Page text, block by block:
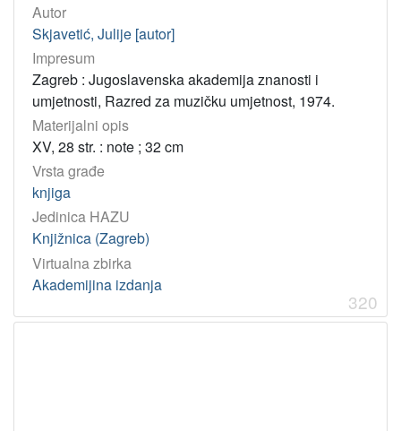
Autor
Skjavetić, Julije [autor]
Impresum
Zagreb : Jugoslavenska akademija znanosti i
umjetnosti, Razred za muzičku umjetnost, 1974.
Materijalni opis
XV, 28 str. : note ; 32 cm
Vrsta građe
knjiga
Jedinica HAZU
Knjižnica (Zagreb)
Virtualna zbirka
Akademijina izdanja
320